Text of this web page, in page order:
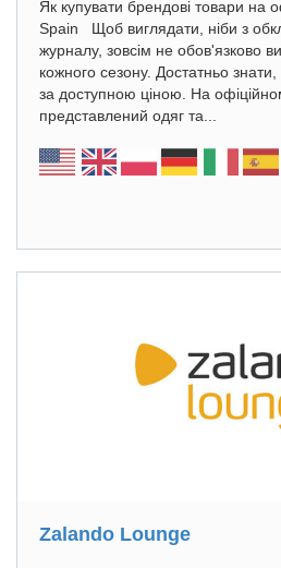
Як купувати брендові товари на
Spain Щоб виглядати, ніби з
журналу, зовсім не обов'язково
кожного сезону. Достатньо
за доступною ціною. На
представлений одяг та...
Zalando Lounge